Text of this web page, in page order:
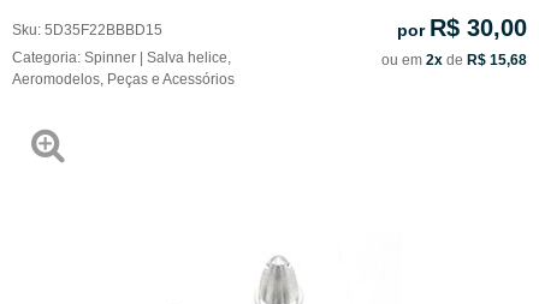
Sku: 5D35F22BBBD15
Categoria: Spinner | Salva helice
Aeromodelos Peças e Acessórios
por R$ 30,00
ou em 2x de R$ 15,68